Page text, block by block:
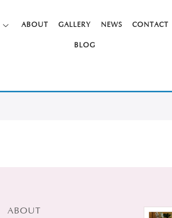
ABOUT GALLERY NEWS CONTACT
BLOG
ABOUT